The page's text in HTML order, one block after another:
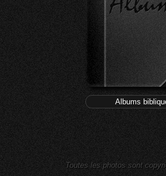
Albums
Toutes les photos sont